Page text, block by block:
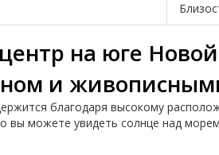
на юге
и
благодаря высокому
можете увидеть солнце над